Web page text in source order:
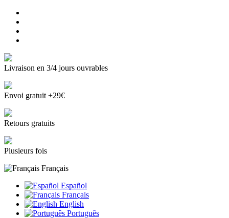
Livraison en 3/4 jours ouvrables
Envoi gratuit +29€
Retours gratuits
Plusieurs fois
Français
Español
Français
English
Português